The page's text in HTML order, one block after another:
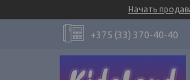
Начать
+375 (33) 370-40-40